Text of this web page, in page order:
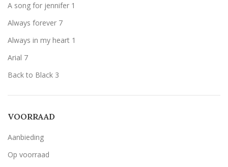
zwart
A song for jennifer 1
Always forever 7
Always in my heart 1
Arial 7
Back to Black 3
Century Gothic
Geen belettering
VOORRAAD
Aanbieding
Op voorraad